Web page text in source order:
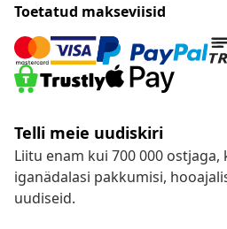
Toetatud makseviisid
Telli meie uudiskiri
Liitu enam kui 700 000 ostjaga,
iganädalasi pakkumisi,
uudiseid.